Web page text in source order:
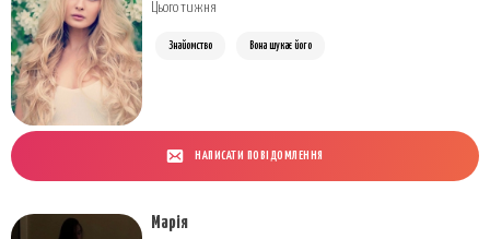
Цього тижня
Знайомство Вона шукає його
НАПИСАТИ ПОВІДОМЛЕННЯ
Марія